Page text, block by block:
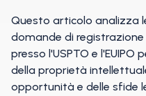
Questo articolo analizza
domande di
presso l'USPTO e
della proprietà
opportunità e delle sfide